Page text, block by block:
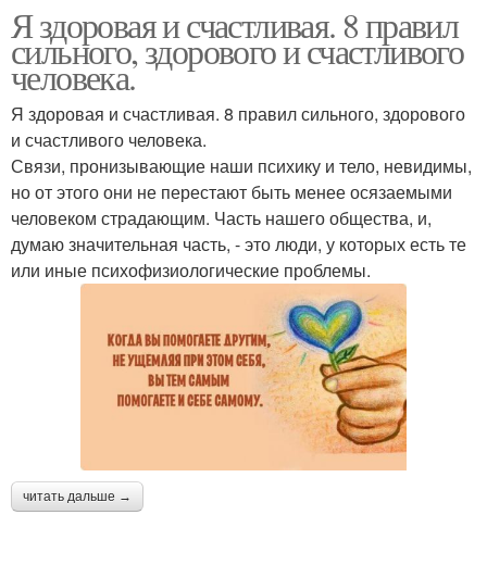
Я здоровая и счастливая. 8 правил
сильного, здорового и счастливого
человека.
Я здоровая и счастливая. 8 правил сильного, здорового
и счастливого человека.
Связи, пронизывающие наши психику и тело, невидимы,
но от этого они не перестают быть менее осязаемыми
человеком страдающим. Часть нашего общества, и,
думаю значительная часть, - это люди, у которых есть те
или иные психофизиологические проблемы.
читать дальше →